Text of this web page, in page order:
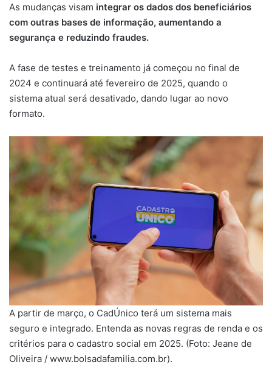
As mudanças visam integrar os dados dos beneficiários
com outras bases de informação, aumentando a
segurança e reduzindo fraudes.
A fase de testes e treinamento já começou no final de
2024 e continuará até fevereiro de 2025, quando o
sistema atual será desativado, dando lugar ao novo
formato.
A partir de março, o CadÚnico terá um sistema mais
seguro e integrado. Entenda as novas regras de renda e os
critérios para o cadastro social em 2025. (Foto: Jeane de
Oliveira / www.bolsadafamilia.com.br).